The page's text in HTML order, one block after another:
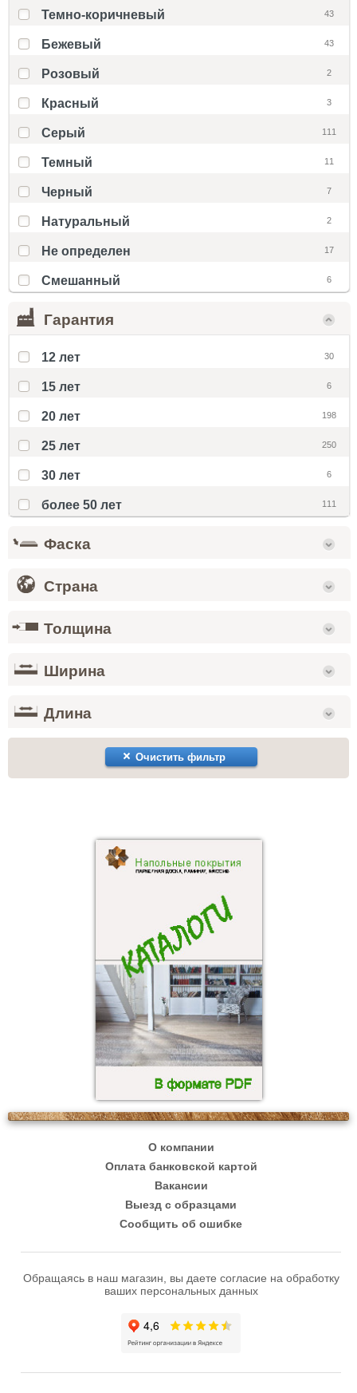
Темно-коричневый 43
Бежевый 43
Розовый 2
Красный 3
Серый 111
Темный 11
Черный 7
Натуральный 2
Не определен 17
Смешанный 6
Гарантия
12 лет 30
15 лет 6
20 лет 198
25 лет 250
30 лет 6
более 50 лет 111
Фаска
Страна
Толщина
Ширина
Длина
Очистить фильтр
О компании
Оплата банковской картой
Вакансии
Выезд с образцами
Сообщить об ошибке
Обращаясь в наш магазин, вы даете согласие на обработку
ваших персональных данных